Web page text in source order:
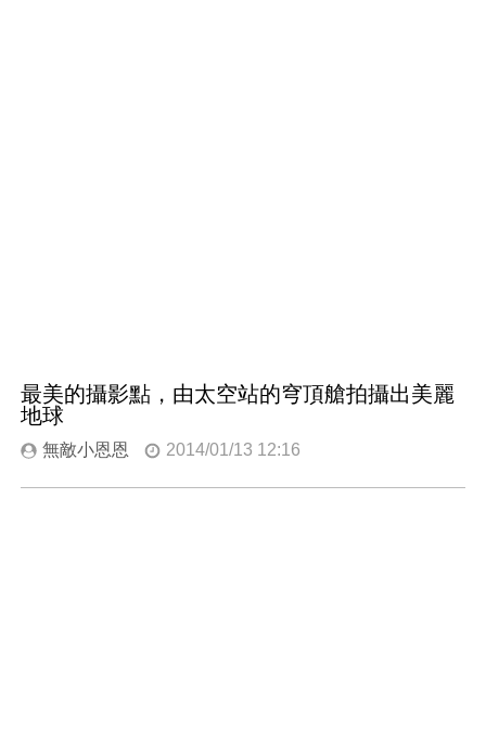
最美的攝影點，由太空站的穹頂艙拍攝出美麗
地球
無敵小恩恩 2014/01/13 12:16